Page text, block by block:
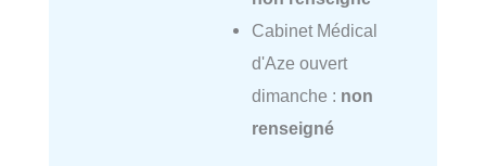
Cabinet Médical
d'Aze ouvert
dimanche : non
renseigné